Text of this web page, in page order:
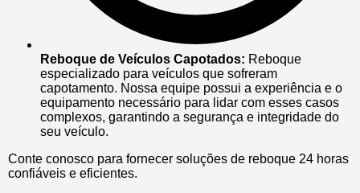
Reboque de Veículos Capotados: Reboque
especializado para veículos que sofreram
capotamento. Nossa equipe possui a experiência e o
equipamento necessário para lidar com esses casos
complexos, garantindo a segurança e integridade do
seu veículo.
Conte conosco para fornecer soluções de reboque 24 horas
confiáveis e eficientes.